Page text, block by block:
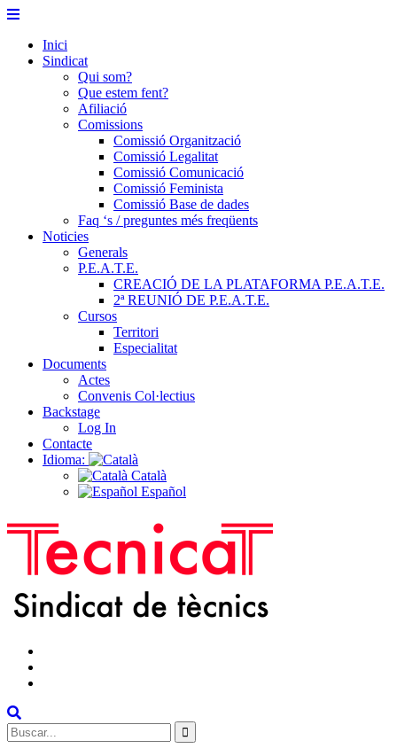
Skip
contentInici
Sindicat
Qui som?
Que estem fent?
Afiliació
Comissions
Comissió Organització
Comissió Legalitat
Comissió Comunicació
Comissió Feminista
Comissió Base de dades
Faq ‘s / preguntes més freqüents
Noticies
Generals
P.E.A.T.E.
CREACIÓ DE LA PLATAFORMA P.E.A.T.E.
2ª REUNIÓ DE P.E.A.T.E.
Cursos
Territori
Especialitat
Documents
Actes
Convenis Col·lectius
Backstage
Log In
Contacte
Idioma:
Català
Español
Search
for: